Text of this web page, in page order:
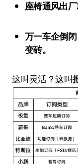
座椅通风出
万一车企倒闭，服务器一关，你订阅的功能直接
变砖。
这叫灵活？这叫